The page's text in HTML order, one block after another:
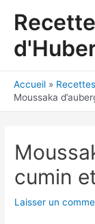
Accueil
Moussaka
cumin
Laisser un